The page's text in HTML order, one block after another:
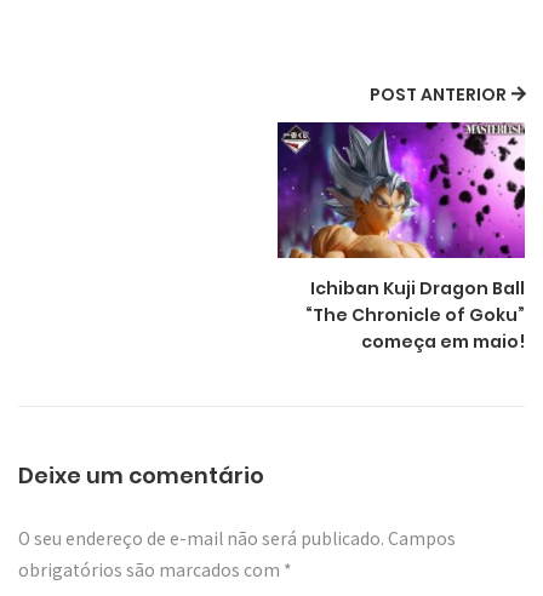
POST ANTERIOR
Ichiban Kuji Dragon Ball
“The Chronicle of Goku”
começa em maio!
Deixe um comentário
O seu endereço de e-mail não será publicado. Campos
obrigatórios são marcados com *